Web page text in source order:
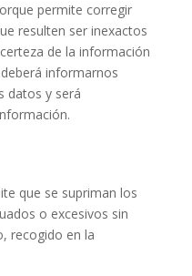
permite corregir
resulten ser inexactos
de la información
informarnos
datos y será
que se supriman los
o excesivos sin
recogido en la